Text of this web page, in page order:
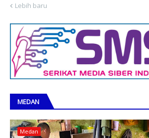
Lebih baru
MEDAN
Medan